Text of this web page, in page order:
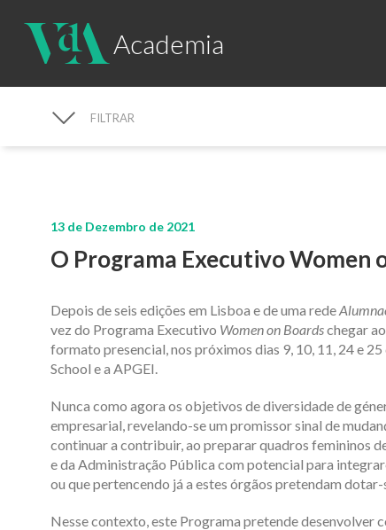
Academia
PROCURAR NOTÍCIAS
FILTRAR
13 de Dezembro de 2021
O Programa Executivo Women
Depois de seis edições em Lisboa e de uma rede
vez do Programa Executivo Women on Boardschegar
formato presencial, nos próximos dias 9, 10, 11, 24 e
School e a APGEI.
Nunca como agora os objetivos de diversidade de
empresarial, revelando-se um promissor sinal de
continuar a contribuir, ao preparar quadros femininos
e da Administração Pública com potencial para
ou que pertencendo já a estes órgãos pretendam dotar-
Nesse contexto, este Programa pretende desenvolver